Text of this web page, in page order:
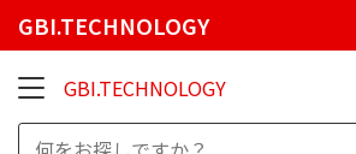
GBI.TECHNOLOGY
GBI.TECHNOLOGY